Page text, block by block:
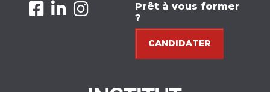
Prêt à vous former
?
CANDIDATER